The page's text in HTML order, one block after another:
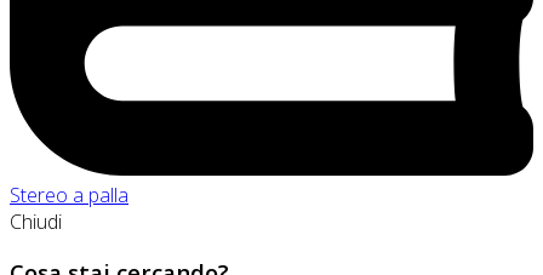
Stereo a palla
Chiudi